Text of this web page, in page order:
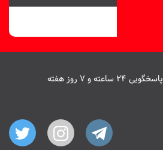
پاسخگویی ۲۴ ساعته و ۷ روز هفته